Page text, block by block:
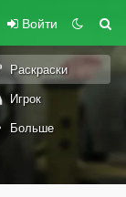
Войти
Раскраски
Игрок
Больше